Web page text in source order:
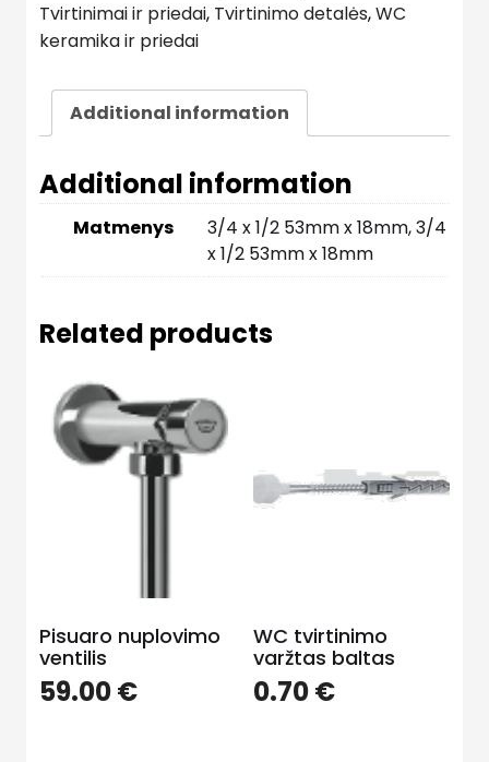
Tvirtinimai ir priedai, Tvirtinimo detalės,WC
keramika ir priedai
Additional information
Additional information
Matmenys
3/4 x 1/2 53mm x 18mm, 3/4
x 1/2 53mm x 18mm
Related products
Pisuaro nuplovimo
ventilis
59.00€
WC tvirtinimo
varžtas baltas
0.70€